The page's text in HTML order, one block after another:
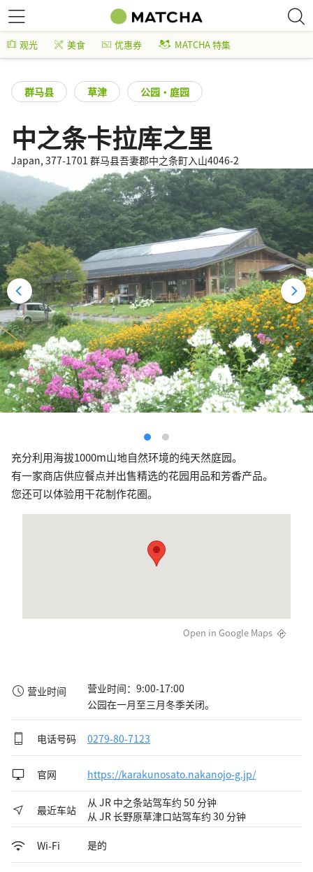
观光 美食 优惠券 MATCHA 特集
群马县 草津 公园・庭园
中之条卡拉库之里
Japan, 377-1701 群马县吾妻郡中之条町入山4046-2
充分利用海拔1000m山地自然环境的纯天然庭园。
有一家商店供应餐点并出售精选的花园用品和芳香产品。
您还可以体验用干花制作花圈。
Open in Google Maps
营业时间
营业时间：9:00-17:00
公园在一月至三月冬季关闭。
电话号码 0279-80-7123
官网 https://karakunosato.nakanojo-g.jp/
最近车站
从 JR 中之条站驾车约 50 分钟
从 JR 长野原草津口站驾车约 30 分钟
Wi-Fi 是的